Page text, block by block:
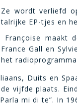
Ze wordt verliefd
talrijke EP-tjes en
Françoise maakt
France Gall en
het
Duits en
de vijfde plaats.
mi di te”. In